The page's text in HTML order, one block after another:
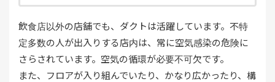
飲食店以外の店舗でも、ダクトは活躍しています。不特
定多数の人が出入りする店内は、常に空気感染の危険に
さらされています。空気の循環が必要不可欠です。
また、フロアが入り組んでいたり、かなり広かったり、構